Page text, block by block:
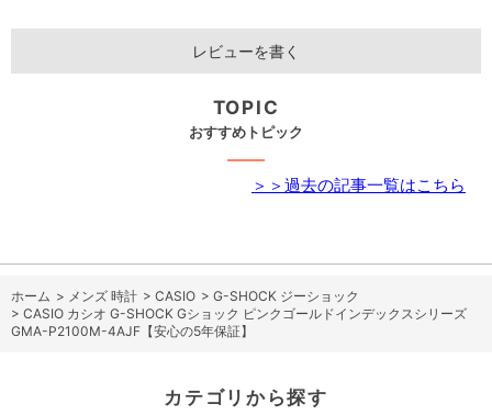
レビューを書く
TOPIC
おすすめトピック
＞＞過去の記事一覧はこちら
ホーム > メンズ 時計 > CASIO > G-SHOCK ジーショック
> CASIO カシオ G-SHOCK Gショック ピンクゴールドインデックスシリーズ
GMA-P2100M-4AJF【安心の5年保証】
カテゴリから探す